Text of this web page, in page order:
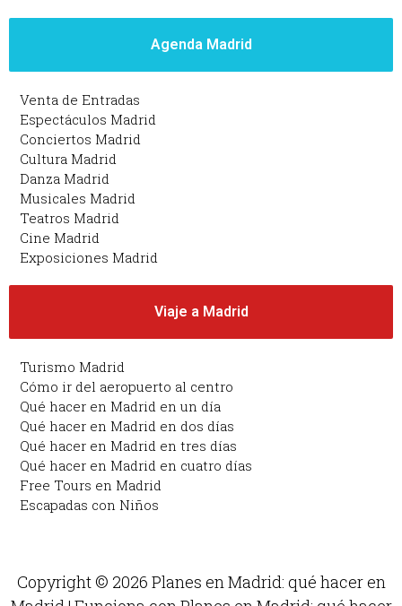
Agenda Madrid
Venta de Entradas
Espectáculos Madrid
Conciertos Madrid
Cultura Madrid
Danza Madrid
Musicales Madrid
Teatros Madrid
Cine Madrid
Exposiciones Madrid
Viaje a Madrid
Turismo Madrid
Cómo ir del aeropuerto al centro
Qué hacer en Madrid en un día
Qué hacer en Madrid en dos días
Qué hacer en Madrid en tres días
Qué hacer en Madrid en cuatro días
Free Tours en Madrid
Escapadas con Niños
Copyright © 2026 Planes en Madrid: qué hacer en